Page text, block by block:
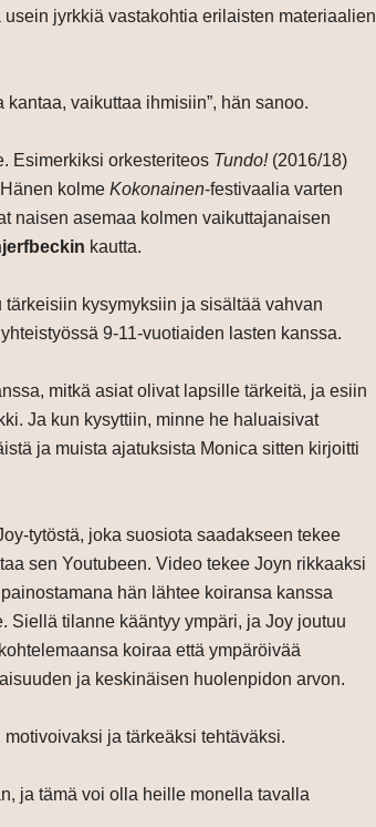
jyrkkiä vastakohtia erilaisten materiaalien
vaikuttaa ihmisiin”, hän sanoo.
Esimerkiksi orkesteriteos Tundo!(2016/18)
kolme Kokonainen-festivaalia varten
naisen asemaa kolmen vaikuttajanaisen
kautta.
tärkeisiin kysymyksiin ja sisältää vahvan
9-11-vuotiaiden lasten kanssa.
mitkä asiat olivat lapsille tärkeitä, ja esiin
Ja kun kysyttiin, minne he haluaisivat
ja muista ajatuksista Monica sitten kirjoitti
tytöstä, joka suosiota saadakseen tekee
sen Youtubeen. Video tekee Joyn rikkaaksi
hän lähtee koiransa kanssa
Siellä tilanne kääntyy ympäri, ja Joy joutuu
koiraa että ympäröivää
ja keskinäisen huolenpidon arvon.
ja tärkeäksi tehtäväksi.
ja tämä voi olla heille monella tavalla